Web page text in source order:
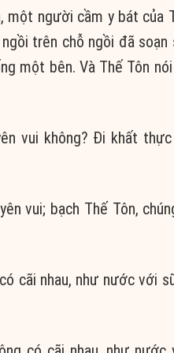
một người cầm y bát của
trên chỗ ngồi đã soạn
một bên. Và Thế Tôn
vui không? Ði khất
vui; bạch Thế Tôn,
cãi nhau, như nước với